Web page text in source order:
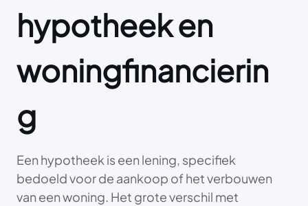
hypotheek en
woningfinancierin
g
Een hypotheek is een lening, specifiek
bedoeld voor de aankoop of het verbouwen
van een woning. Het grote verschil met